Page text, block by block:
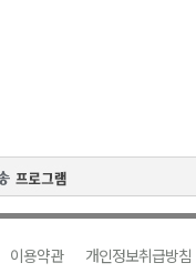
이용약관 개인정보취급방침